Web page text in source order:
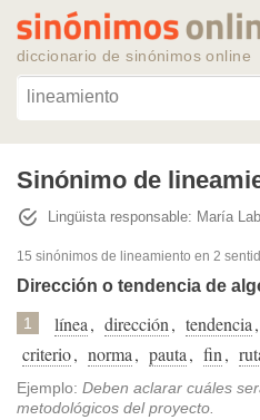
diccionario de sinónimos online
Reescribir
Sinónimos
Temas
Temas
Sinónimo de
Lingüista responsable: María
15 sinónimos de lineamiento en 2
Dirección o tendencia de
1 línea, dirección, tendencia,
criterio, norma, pauta, fin,
Ejemplo: Deben aclarar cuáles
metodológicos del proyecto.